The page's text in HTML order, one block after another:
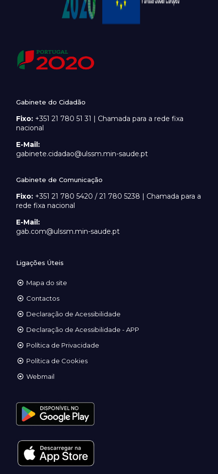
Gabinete do Cidadão
Fixo: +351 21 780 51 31 | Chamada para a rede fixa
nacional
E-Mail:
gabinete.cidadao@ulssm.min-saude.pt
Gabinete de Comunicação
Fixo: +351 21 780 5420 / 21 780 5238 | Chamada para a
rede fixa nacional
E-Mail:
gab.com@ulssm.min-saude.pt
Ligações Úteis
Mapa do site
Contactos
Declaração de Acessibilidade
Declaração de Acessibilidade - APP
Política de Privacidade
Política de Cookies
Webmail